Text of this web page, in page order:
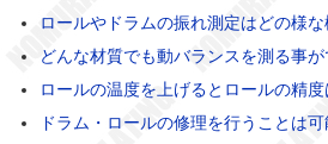
ロールやドラムの振れ測定はどの様
どんな材質でも動バランスを測る事が
ロールの温度を上げるとロールの精
ドラム・ロールの修理を行うことは